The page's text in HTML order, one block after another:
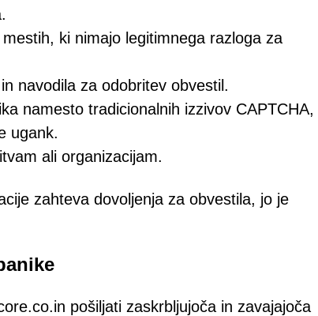
ki nimajo legitimnega razloga za
navodila za odobritev obvestil.
namesto tradicionalnih izzivov CAPTCHA,
ugank.
ali organizacijam.
zahteva dovoljenja za obvestila, jo je
pošiljati zaskrbljujoča in zavajajoča